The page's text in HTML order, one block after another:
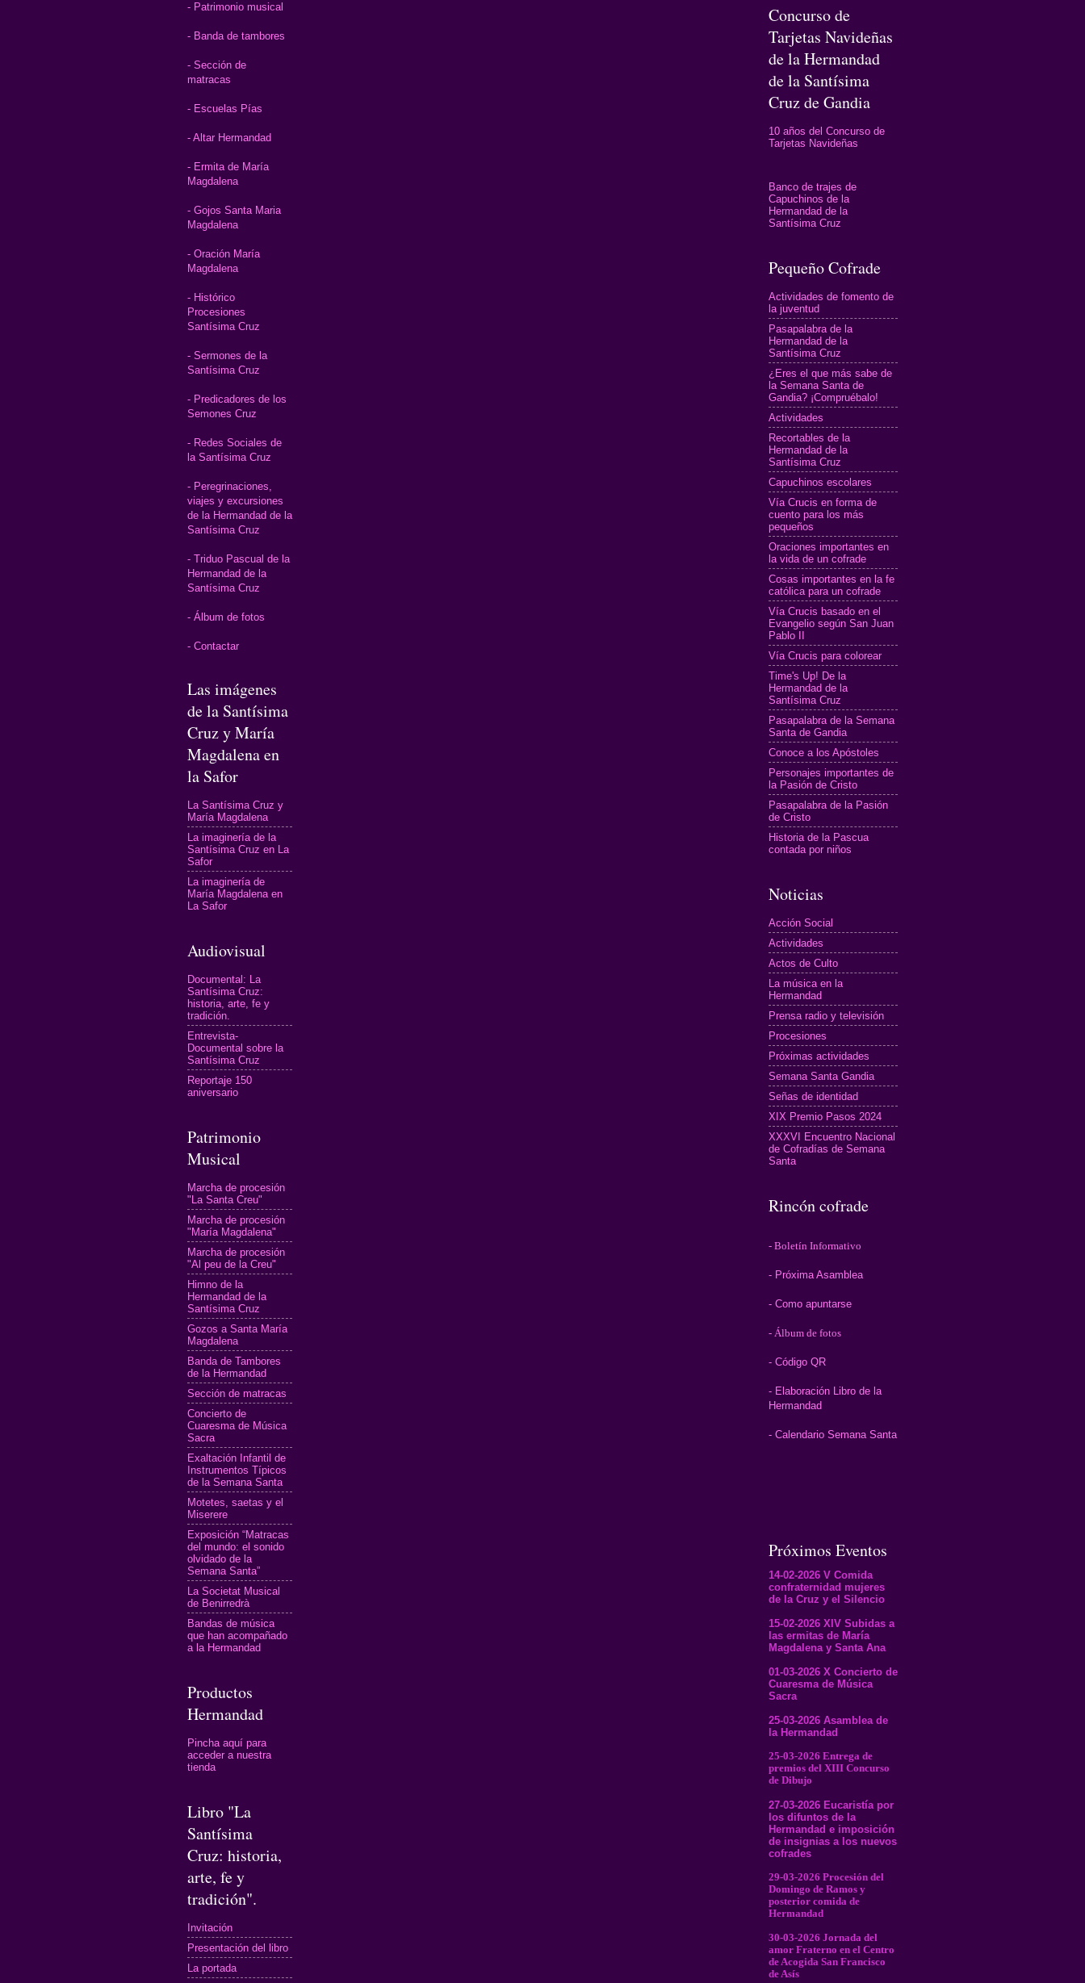
- Patrimonio musical
- Banda de tambores
- Sección de
matracas
- Escuelas Pías
- Altar Hermandad
- Ermita de María
Magdalena
- Gojos Santa Maria
Magdalena
- Oración María
Magdalena
- Histórico
Procesiones
Santísima Cruz
- Sermones de la
Santísima Cruz
- Predicadores de los
Semones Cruz
- Redes Sociales de
la Santísima Cruz
- Peregrinaciones,
viajes y excursiones
de la Hermandad de la
Santísima Cruz
- Triduo Pascual de la
Hermandad de la
Santísima Cruz
- Álbum de fotos
- Contactar
Las imágenes
de la Santísima
Cruz y María
Magdalena en
la Safor
La Santísima Cruz y
María Magdalena
La imaginería de la
Santísima Cruz en La
Safor
La imaginería de
María Magdalena en
La Safor
Audiovisual
Documental: La
Santísima Cruz:
historia, arte, fe y
tradición.
Entrevista-
Documental sobre la
Santísima Cruz
Reportaje 150
aniversario
Patrimonio
Musical
Marcha de procesión
"La Santa Creu"
Marcha de procesión
"María Magdalena"
Marcha de procesión
"Al peu de la Creu"
Himno de la
Hermandad de la
Santísima Cruz
Gozos a Santa María
Magdalena
Banda de Tambores
de la Hermandad
Sección de matracas
Concierto de
Cuaresma de Música
Sacra
Exaltación Infantil de
Instrumentos Típicos
de la Semana Santa
Motetes, saetas y el
Miserere
Exposición “Matracas
del mundo: el sonido
olvidado de la
Semana Santa”
La Societat Musical
de Benirredrà
Bandas de música
que han acompañado
a la Hermandad
Productos
Hermandad
Pincha aquí para
acceder a nuestra
tienda
Libro "La
Santísima
Cruz: historia,
arte, fe y
tradición".
Invitación
Presentación del libro
La portada
Concurso de
Tarjetas Navideñas
de la Hermandad
de la Santísima
Cruz de Gandia
10 años del Concurso de
Tarjetas Navideñas
Banco de trajes de
Capuchinos de la
Hermandad de la
Santísima Cruz
Pequeño Cofrade
Actividades de fomento de
la juventud
Pasapalabra de la
Hermandad de la
Santísima Cruz
¿Eres el que más sabe de
la Semana Santa de
Gandia? ¡Compruébalo!
Actividades
Recortables de la
Hermandad de la
Santísima Cruz
Capuchinos escolares
Vía Crucis en forma de
cuento para los más
pequeños
Oraciones importantes en
la vida de un cofrade
Cosas importantes en la fe
católica para un cofrade
Vía Crucis basado en el
Evangelio según San Juan
Pablo II
Vía Crucis para colorear
Time's Up! De la
Hermandad de la
Santísima Cruz
Pasapalabra de la Semana
Santa de Gandia
Conoce a los Apóstoles
Personajes importantes de
la Pasión de Cristo
Pasapalabra de la Pasión
de Cristo
Historia de la Pascua
contada por niños
Noticias
Acción Social
Actividades
Actos de Culto
La música en la
Hermandad
Prensa radio y televisión
Procesiones
Próximas actividades
Semana Santa Gandia
Señas de identidad
XIX Premio Pasos 2024
XXXVI Encuentro Nacional
de Cofradías de Semana
Santa
Rincón cofrade
- Boletín Informativo
- Próxima Asamblea
- Como apuntarse
- Álbum de fotos
- Código QR
- Elaboración Libro de la
Hermandad
- Calendario Semana Santa
Próximos Eventos
14-02-2026 V Comida
confraternidad mujeres
de la Cruz y el Silencio
15-02-2026 XIV Subidas a
las ermitas de María
Magdalena y Santa Ana
01-03-2026 X Concierto de
Cuaresma de Música
Sacra
25-03-2026 Asamblea de
la Hermandad
25-03-2026 Entrega de
premios del XIII Concurso
de Dibujo
27-03-2026 Eucaristía por
los difuntos de la
Hermandad e imposición
de insignias a los nuevos
cofrades
29-03-2026 Procesión del
Domingo de Ramos y
posterior comida de
Hermandad
30-03-2026 Jornada del
amor Fraterno en el Centro
de Acogida San Francisco
de Asís